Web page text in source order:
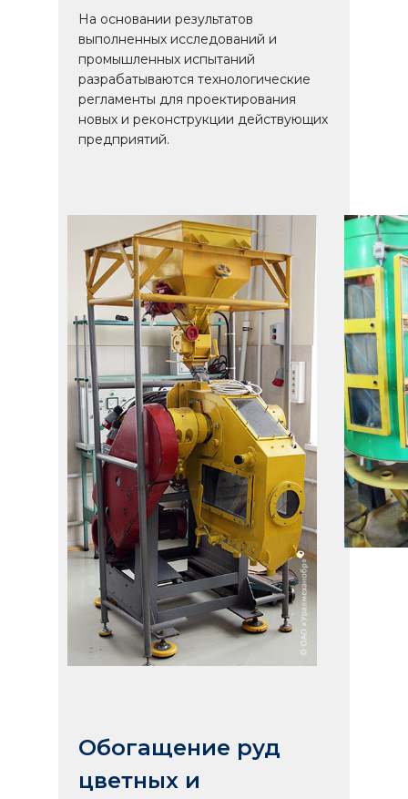
На основании результатов
выполненных исследований и
промышленных испытаний
разрабатываются технологические
регламенты для проектирования
новых и реконструкции действующих
предприятий.
Обогащение руд
цветных и